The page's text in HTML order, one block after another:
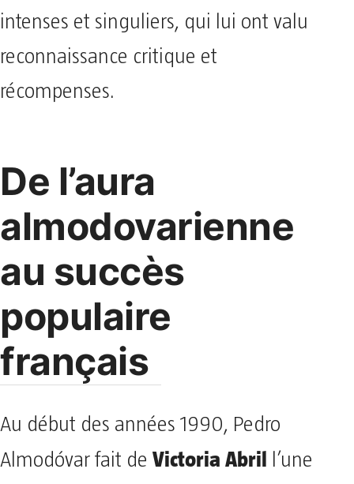
intenses et singuliers, qui lui ont valu
reconnaissance critique et
récompenses.
De l’aura
almodovarienne
au succès
populaire
français
Au début des années 1990, Pedro
Almodóvar fait de Victoria Abril l’une